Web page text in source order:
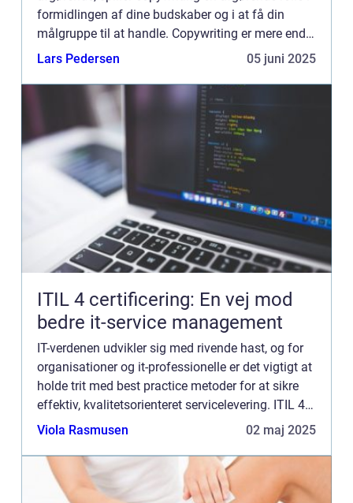
formidlingen af dine budskaber og i at få din
målgruppe til at handle. Copywriting er mere end
blot at skrive tekst; det er en st...
Lars Pedersen 05 juni 2025
ITIL 4 certificering: En vej mod
bedre it-service management
IT-verdenen udvikler sig med rivende hast, og for
organisationer og it-professionelle er det vigtigt at
holde trit med best practice metoder for at sikre
effektiv, kvalitetsorienteret servicelevering. ITIL 4
certificering er en af de nyeste skud p&ar...
Viola Rasmusen 02 maj 2025